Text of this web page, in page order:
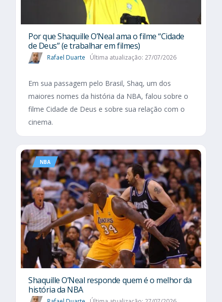
Por que Shaquille O’Neal ama o filme “Cidade
de Deus” (e trabalhar em filmes)
Rafael Duarte Última atualização: 27/07/2026
Em sua passagem pelo Brasil, Shaq, um dos
maiores nomes da história da NBA, falou sobre o
filme Cidade de Deus e sobre sua relação com o
cinema.
NBA
Shaquille O’Neal responde quem é o melhor da
história da NBA